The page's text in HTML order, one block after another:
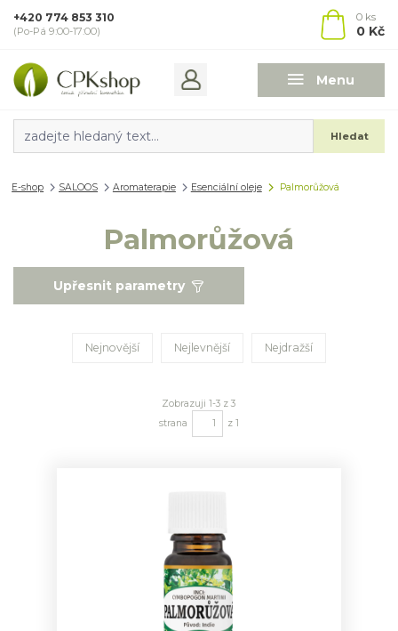
Menu
Hledat
+420 774 853 310
(Po-Pá 9:00-17:00)
0 ks
0 Kč
E-shop SALOOS Aromaterapie Esenciální oleje Palmorůžová
Palmorůžová
Upřesnit parametry
Nejnovější Nejlevnější Nejdražší
Zobrazuji 1-3 z 3
strana
z 1